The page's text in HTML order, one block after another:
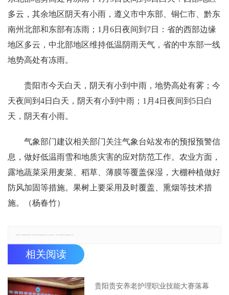
多云，其余地区阴天有小雨，遵义市中东部、铜仁市、黔东
南州北部和东部有冻雨；1月6日夜间到7日：省的西部边缘
地区多云，中北部地区维持低温阴雨天气，省的中东部一线
地势高处有冻雨。
贵阳市今天白天，阴天有小到中雨，地势高处有雾；今
天夜间到4日白天，阴天有小到中雨；1月4日夜间到5日白
天，阴天有小雨。
气象部门建议相关部门关注气象台站发布的预报预警信
息，做好低温雨雪和地质灾害的应对防范工作。农业方面，
露地蔬菜采用麦菜、稻草、薄膜等覆盖保湿，大棚种植做好
防风加固等措施。果树上要采用及时覆盖、熏烟等技术措
施。（杨春竹）
相关阅读
贵阳贵安养老护理职业技能大赛落幕